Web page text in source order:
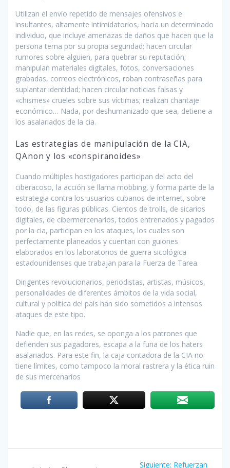
Utilizan el envío repetido de mensajes ofensivos e
insultantes, altamente intimidatorios, hacia un determinado
individuo, que incluye amenazas de daños que hacen que la
persona tema por su propia seguridad; hacen circular
rumores sobre alguien, para quebrar su reputación;
manipulan materiales digitales, fotos, conversaciones
grabadas, correos electrónicos, roban contraseñas para
suplantar identidad; hacen circular noticias falsas y
«chismes» crueles sobre sus víctimas; realizan chantaje
económico… Nada, por deshumanizado que sea, detiene a
los asalariados de la cia.
Las estrategias de manipulación de la CIA,
QAnon y los «conspiranoides»
Cuando múltiples hostigadores participan del acto del
ciberacoso, la acción se llama mobbing, y forma parte de la
estrategia contra los usuarios cubanos de internet, sobre
todo, de las figuras públicas. Cientos de trolls, de sicarios
digitales, de cibermercenarios, todos entrenados y pagados
por la cia, participan en los ataques, los cuales son
perfectamente planeados y cuentan con guiones
elaborados en los laboratorios de guerra sicológica
estadounidenses que trabajan para la Fuerza de Tarea.
Dirigentes revolucionarios, periodistas, artistas, músicos,
personalidades de diferentes ámbitos de la vida social,
cultural y política del país han sido sometidos a intensos
ataques de este tipo.
Nadie que, en las redes, se oponga a los patrones que
defienden sus pagadores, escapa a la furia de los haters
asalariados. Para este fin, la caja contadora de la CIA no
tiene límites, como tampoco la moral rastrera y la ética ruin
de sus mercenarios
Siguiente: Siguiente
Refuerzan